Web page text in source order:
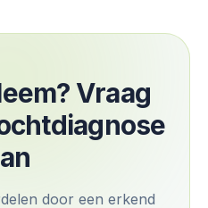
Vraag
door een erkend